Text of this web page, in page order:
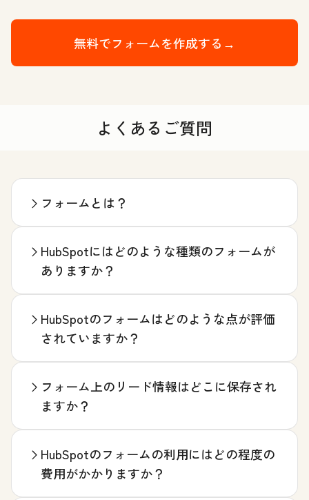
無料でフォームを作成する→
よくあるご質問
フォームとは？
HubSpotにはどのような種類のフォームが
ありますか？
HubSpotのフォームはどのような点が評価
されていますか？
フォーム上のリード情報はどこに保存され
ますか？
HubSpotのフォームの利用にはどの程度の
費用がかかりますか？